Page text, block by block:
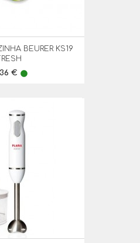
BEURER KS19
€ lens